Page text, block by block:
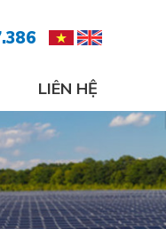
LIÊN HỆ